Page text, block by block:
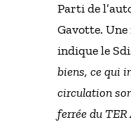
Parti de
Gavotte.
indique le
biens, ce qui
circulation
ferrée du